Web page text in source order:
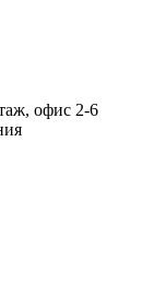
офис 2-6